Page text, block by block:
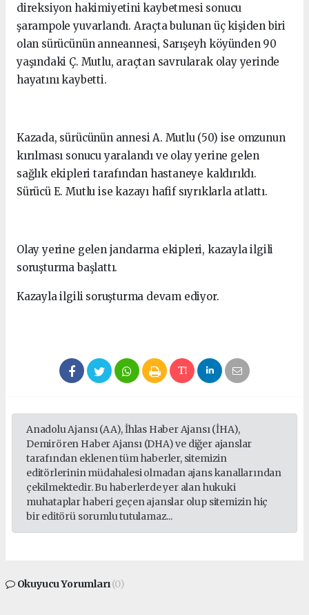
direksiyon hakimiyetini kaybetmesi sonucu
şarampole yuvarlandı. Araçta bulunan üç kişiden biri
olan sürücünün anneannesi, Sarışeyh köyünden 90
yaşındaki Ç. Mutlu, araçtan savrularak olay yerinde
hayatını kaybetti.
Kazada, sürücünün annesi A. Mutlu (50) ise omzunun
kırılması sonucu yaralandı ve olay yerine gelen
sağlık ekipleri tarafından hastaneye kaldırıldı.
Sürücü E. Mutlu ise kazayı hafif sıyrıklarla atlattı.
Olay yerine gelen jandarma ekipleri, kazayla ilgili
soruşturma başlattı.
Kazayla ilgili soruşturma devam ediyor.
Anadolu Ajansı (AA), İhlas Haber Ajansı (İHA),
Demirören Haber Ajansı (DHA) ve diğer ajanslar
tarafından eklenen tüm haberler, sitemizin
editörlerinin müdahalesi olmadan ajans kanallarından
çekilmektedir. Bu haberlerde yer alan hukuki
muhataplar haberi geçen ajanslar olup sitemizin hiç
bir editörü sorumlu tutulamaz...
Okuyucu Yorumları(0)